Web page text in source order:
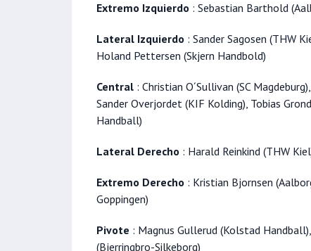
Extremo Izquierdo : Sebastian Barthold
Lateral Izquierdo : Sander Sagosen (THW
Holand Pettersen (Skjern Handbold)
Central : Christian O´Sullivan (SC
Sander Overjordet (KIF Kolding), Tobias
Handball)
Lateral Derecho : Harald Reinkind (THW
Extremo Derecho : Kristian Bjornsen
Goppingen)
Pivote : Magnus Gullerud (Kolstad
(Bjerringbro-Silkeborg)